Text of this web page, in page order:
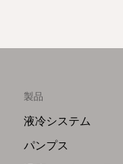
Footer
Menu
製品
液冷システム
パンプス